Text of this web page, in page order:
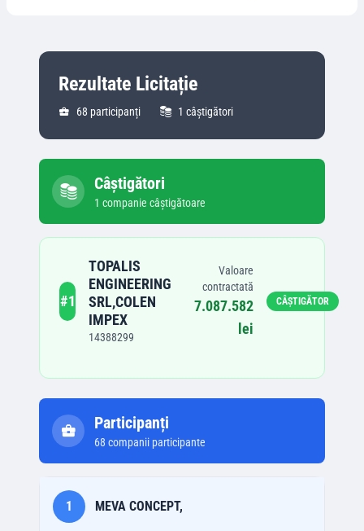
Rezultate Licitație
68 participanți 1 câștigători
Câștigători
1 companie câștigătoare
#1
TOPALIS
ENGINEERING
SRL,COLEN
IMPEX
14388299
Valoare
contractată
7.087.582
lei
CÂȘTIGĂTOR
Participanți
68 companii participante
1 MEVA CONCEPT,